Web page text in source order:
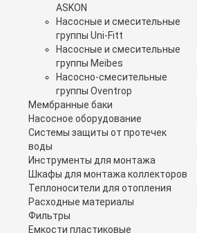
ASKON
Насосные и смесительные
группы Uni-Fitt
Насосные и смесительные
группы Meibes
Насосно-смесительные
группы Oventrop
Мембранные баки
Насосное оборудование
Системы защиты от протечек
воды
Инструменты для монтажа
Шкафы для монтажа коллекторов
Теплоносители для отопления
Расходные материалы
Фильтры
Емкости пластиковые